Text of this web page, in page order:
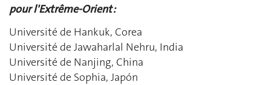
pour l'Extrême-Orient :
Université de Hankuk, Corea
Université de Jawaharlal Nehru, India
Université de Nanjing, China
Université de Sophia, Japón